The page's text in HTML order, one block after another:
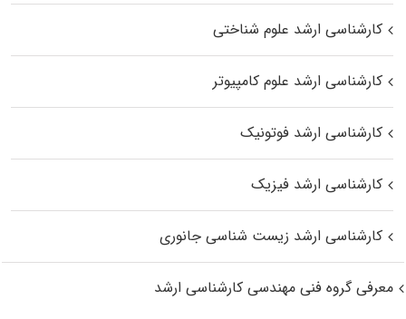
کارشناسی ارشد علوم شناختی
کارشناسی ارشد علوم کامپیوتر
کارشناسی ارشد فوتونیک
کارشناسی ارشد فیزیک
کارشناسی ارشد زیست‌ شناسی جانوری
معرفی گروه فنی مهندسی کارشناسی ارشد